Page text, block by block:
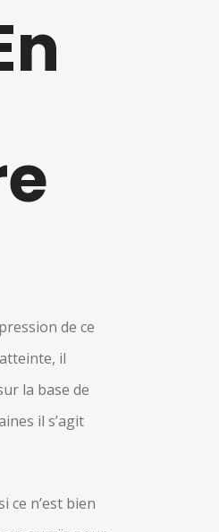
de ce
il
la base de
il s’agit
n’est bien